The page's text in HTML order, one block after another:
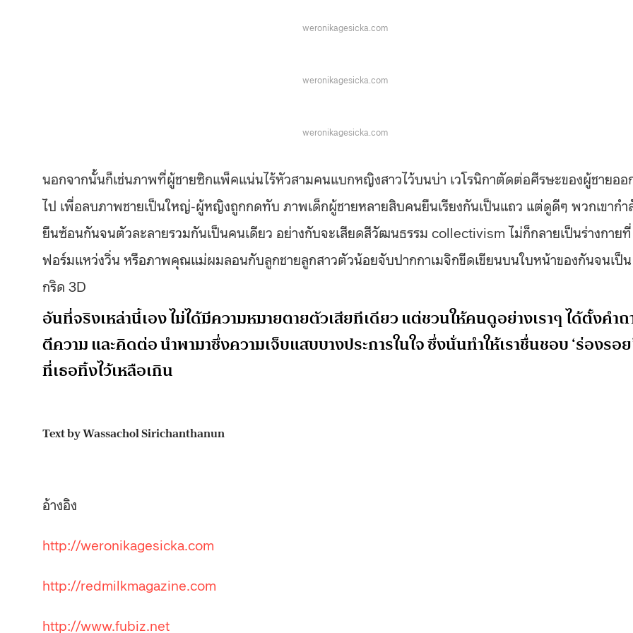
weronikagesicka.com
weronikagesicka.com
weronikagesicka.com
นอกจากนั้นก็เช่นภาพที่ผู้ชายซิกแพ็คแน่นไร้หัวสามคนแบกหญิงสาวไว้บนบ่า เวโรนิกาตัดต่อศีรษะของผู้ชายออ
ไป เพื่อลบภาพชายเป็นใหญ่-ผู้หญิงถูกกดทับ ภาพเด็กผู้ชายหลายสิบคนยืนเรียงกันเป็นแถว แต่ดูดีๆ พวกเขากำ
ยืนซ้อนกันจนตัวละลายรวมกันเป็นคนเดียว อย่างกับจะเสียดสีวัฒนธรรม collectivism ไม่ก็กลายเป็นร่างกายที่
ฟอร์มแหว่งวิ่น หรือภาพคุณแม่ผมลอนกับลูกชายลูกสาวตัวน้อยจับปากกาเมจิกขีดเขียนบนใบหน้าของกันจนเป็น
กริด 3D
อันที่จริงเหล่านี้เอง ไม่ได้มีความหมายตายตัวเสียทีเดียว แต่ชวนให้คนดูอย่างเราๆ ได้ตั้งคำ
ตีความ และคิดต่อ นำพามาซึ่งความเจ็บแสบบางประการในใจ ซึ่งนั่นทำให้เราชื่นชอบ ‘ร่องรอย
ที่เธอทิ้งไว้เหลือเกิน
Text by Wassachol Sirichanthanun
อ้างอิง
http://weronikagesicka.com
http://redmilkmagazine.com
http://www.fubiz.net